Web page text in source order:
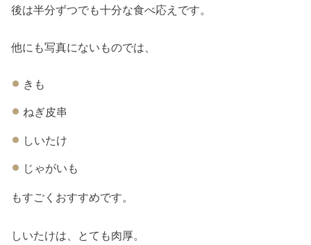
後は半分ずつでも十分な食べ応えです。
他にも写真にないものでは、
きも
ねぎ皮串
しいたけ
じゃがいも
もすごくおすすめです。
しいたけは、とても肉厚。